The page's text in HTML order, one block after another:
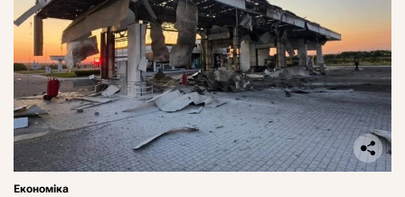
Економіка